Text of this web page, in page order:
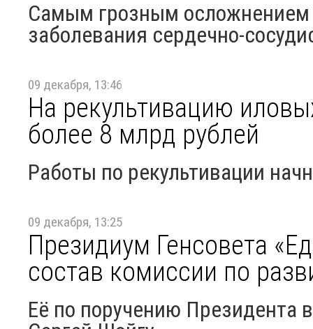
Самым грозным осложнением
заболевания сердечно-
09 декабря, 13:46
На рекультивацию
более 8 млрд рублей
Работы по рекультивации
09 декабря, 13:25
Президиум Генсовета
состав комиссии по
Её по поручению Президента